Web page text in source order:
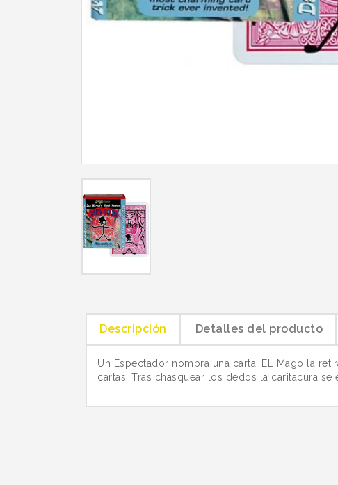
Descripción Detalles del producto
Un Espectador nombra una carta. EL Mago la
cartas. Tras chasquear los dedos la caritacura